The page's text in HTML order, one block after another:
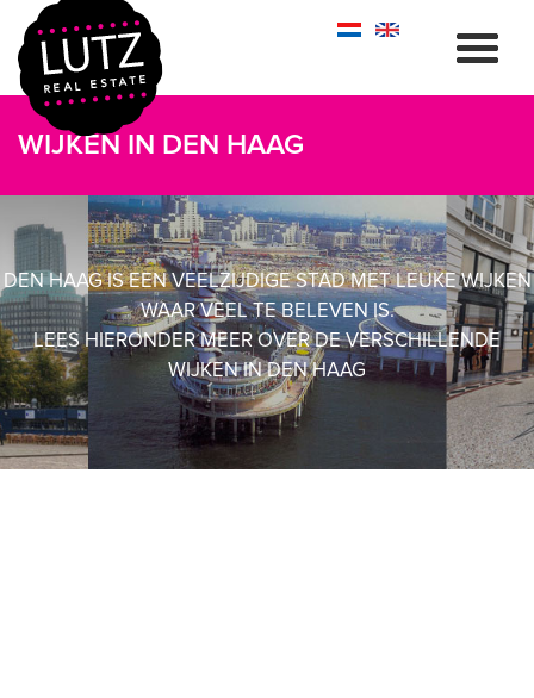
WIJKEN IN DEN HAAG
DEN HAAG IS EEN VEELZIJDIGE STAD MET LEUKE WIJKEN
WAAR VEEL TE BELEVEN IS.
LEES HIERONDER MEER OVER DE VERSCHILLENDE
WIJKEN IN DEN HAAG